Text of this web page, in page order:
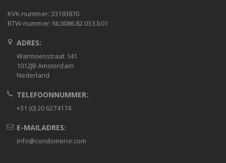
KVK-nummer: 33193870
BTW-nummer: NL0086.82.033.b01
ADRES:
Warmoesstraat 141
1012JB Amsterdam
Nederland
TELEFOONNUMMER:
+31 (0) 20 6274174
E-MAILADRES:
info@condomerie.com